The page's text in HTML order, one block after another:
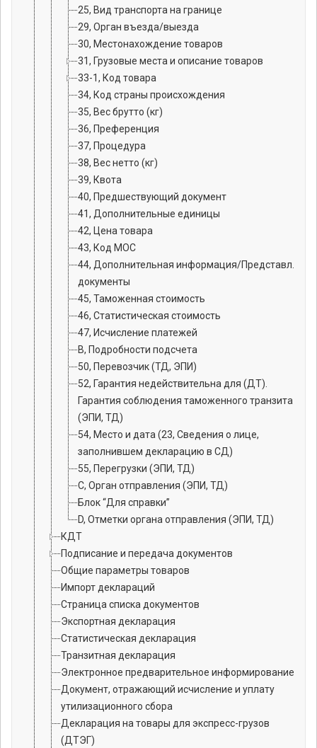
25, Вид транспорта на границе
29, Орган въезда/выезда
30, Местонахождение товаров
31, Грузовые места и описание товаров
33-1, Код товара
34, Код страны происхождения
35, Вес брутто (кг)
36, Преференция
37, Процедура
38, Вес нетто (кг)
39, Квота
40, Предшествующий документ
41, Дополнительные единицы
42, Цена товара
43, Код МОС
44, Дополнительная информация/Представл.
документы
45, Таможенная стоимость
46, Статистическая стоимость
47, Исчисление платежей
B, Подробности подсчета
50, Перевозчик (ТД, ЭПИ)
52, Гарантия недействительна для (ДТ).
Гарантия соблюдения таможенного транзита
(ЭПИ, ТД)
54, Место и дата (23, Сведения о лице,
заполнившем декларацию в СД)
55, Перегрузки (ЭПИ, ТД)
C, Орган отправления (ЭПИ, ТД)
Блок “Для справки”
D, Отметки органа отправления (ЭПИ, ТД)
КДТ
Подписание и передача документов
Общие параметры товаров
Импорт деклараций
Страница списка документов
Экспортная декларация
Статистическая декларация
Транзитная декларация
Электронное предварительное информирование
Документ, отражающий исчисление и уплату
утилизационного сбора
Декларация на товары для экспресс-грузов
(ДТЭГ)